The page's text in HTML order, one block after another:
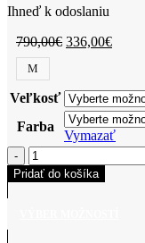
Ihneď k odoslaniu
790,00€ 336,00€
M
Veľkosť
Farba
Vymazať
Pridať do košíka